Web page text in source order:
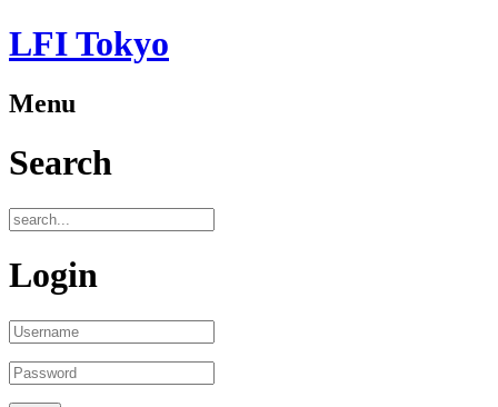
LFI Tokyo
Menu
Search
Login